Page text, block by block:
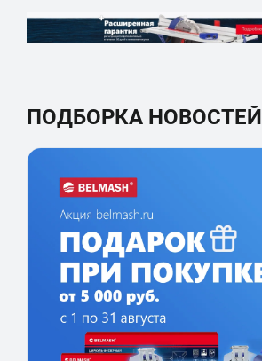
ПОДБОРКА НОВОСТЕЙ